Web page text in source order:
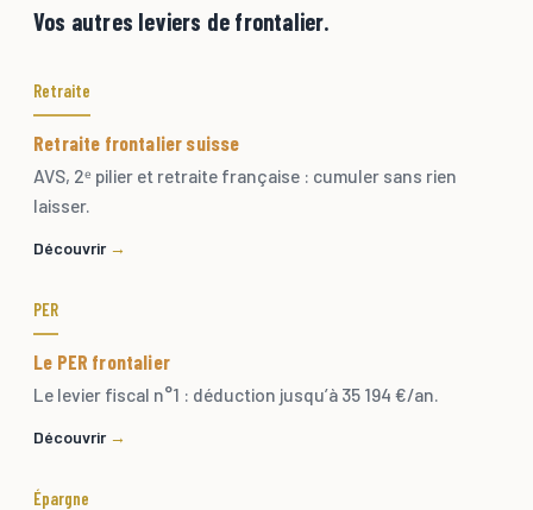
Vos autres leviers de frontalier.
Retraite
Retraite frontalier suisse
AVS, 2ᵉ pilier et retraite française : cumuler sans rien
laisser.
Découvrir
PER
Le PER frontalier
Le levier fiscal n°1 : déduction jusqu’à 35 194 €/an.
Découvrir
Épargne